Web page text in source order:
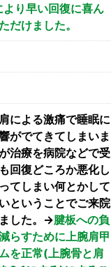
より早い回復に喜ん
だけました。
による激痛で睡眠に
がでてきてしまいま
治療を病院などで受
回復どころか悪化し
てしまい何とかして
ということでご来院
した。→腱板への負
らすために上腕肩甲
を正常(上腕骨と肩